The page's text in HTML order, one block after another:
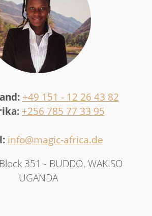
+49 151 - 12 26 43 82
+256 785 77 33 95
info@magic-africa.de
351 - BUDDO, WAKISO
UGANDA